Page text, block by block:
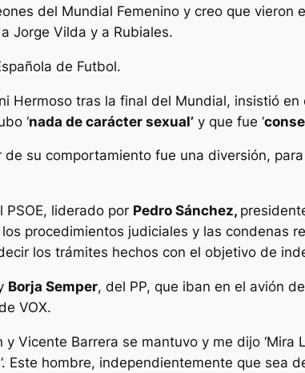
del Mundial Femenino y creo que
Jorge Vilda y a Rubiales.
de Futbol.
tras la final del Mundial, insistió en
‘nada de carácter sexual’ y que fue ‘
su comportamiento fue una diversión, para
liderado por Pedro Sánchez,
procedimientos judiciales y las condenas
los trámites hechos con el objetivo de
Borja Semper, del PP, que iban en el avión
VOX.
Vicente Barrera se mantuvo y me dijo
Este hombre, independientemente que sea